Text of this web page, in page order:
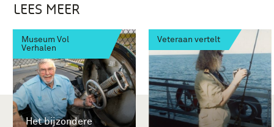
LEES MEER
Museum Vol
Verhalen
Het bijzondere
Veteraan vertelt